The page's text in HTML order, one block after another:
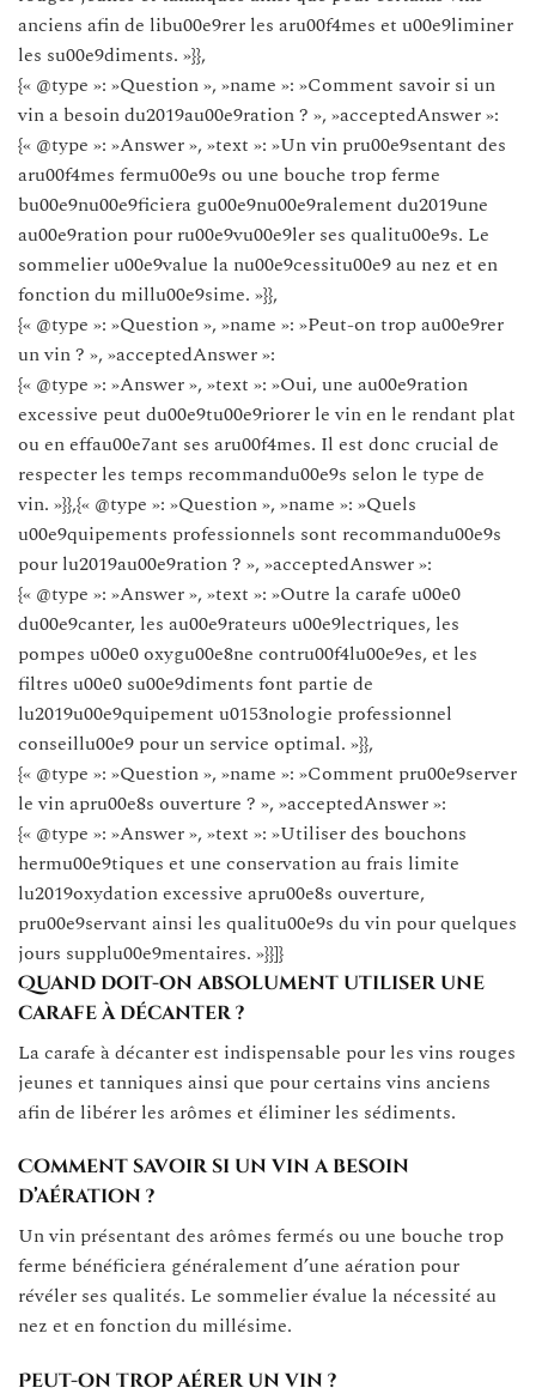
anciens afin de libu00e9rer les aru00f4mes et u00e9liminer
les su00e9diments. »}},
{« @type »: »Question », »name »: »Comment savoir si un
vin a besoin du2019au00e9ration ? », »acceptedAnswer »:
{« @type »: »Answer », »text »: »Un vin pru00e9sentant des
aru00f4mes fermu00e9s ou une bouche trop ferme
bu00e9nu00e9ficiera gu00e9nu00e9ralement du2019une
au00e9ration pour ru00e9vu00e9ler ses qualitu00e9s. Le
sommelier u00e9value la nu00e9cessitu00e9 au nez et en
fonction du millu00e9sime. »}},
{« @type »: »Question », »name »: »Peut-on trop au00e9rer
un vin ? », »acceptedAnswer »:
{« @type »: »Answer », »text »: »Oui, une au00e9ration
excessive peut du00e9tu00e9riorer le vin en le rendant plat
ou en effau00e7ant ses aru00f4mes. Il est donc crucial de
respecter les temps recommandu00e9s selon le type de
vin. »}},{« @type »: »Question », »name »: »Quels
u00e9quipements professionnels sont recommandu00e9s
pour lu2019au00e9ration ? », »acceptedAnswer »:
{« @type »: »Answer », »text »: »Outre la carafe u00e0
du00e9canter, les au00e9rateurs u00e9lectriques, les
pompes u00e0 oxygu00e8ne contru00f4lu00e9es, et les
filtres u00e0 su00e9diments font partie de
lu2019u00e9quipement u0153nologie professionnel
conseillu00e9 pour un service optimal. »}},
{« @type »: »Question », »name »: »Comment pru00e9server
le vin apru00e8s ouverture ? », »acceptedAnswer »:
{« @type »: »Answer », »text »: »Utiliser des bouchons
hermu00e9tiques et une conservation au frais limite
lu2019oxydation excessive apru00e8s ouverture,
pru00e9servant ainsi les qualitu00e9s du vin pour quelques
jours supplu00e9mentaires. »}}]}
Quand doit-on absolument utiliser une
carafe à décanter ?
La carafe à décanter est indispensable pour les vins rouges
jeunes et tanniques ainsi que pour certains vins anciens
afin de libérer les arômes et éliminer les sédiments.
Comment savoir si un vin a besoin
d’aération ?
Un vin présentant des arômes fermés ou une bouche trop
ferme bénéficiera généralement d’une aération pour
révéler ses qualités. Le sommelier évalue la nécessité au
nez et en fonction du millésime.
Peut-on trop aérer un vin ?